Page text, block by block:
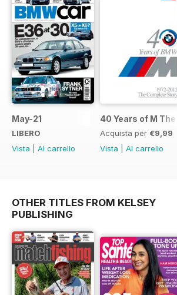
May-21
LIBERO
Vista
Al carrello
40 Years of M
Acquista per €9,99
Vista
Al carrello
OTHER TITLES FROM KELSEY
PUBLISHING